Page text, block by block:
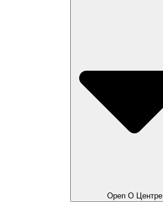
Open О Центре